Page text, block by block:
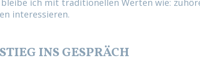
ich mit traditionellen Werten wie:
interessieren.
INS GESPRÄCH